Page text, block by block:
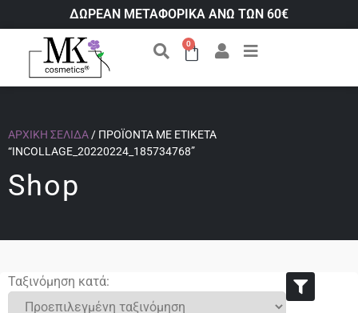
ΔΩΡΕΑΝ ΜΕΤΑΦΟΡΙΚΑ ΑΝΩ ΤΩΝ 60€
0
ΑΡΧΙΚΉ ΣΕΛΊΔΑ / ΠΡΟΪΌΝΤΑ ΜΕ ΕΤΙΚΈΤΑ
“INCOLLAGE_20220224_185734768”
Shop
Ταξινόμηση κατά: